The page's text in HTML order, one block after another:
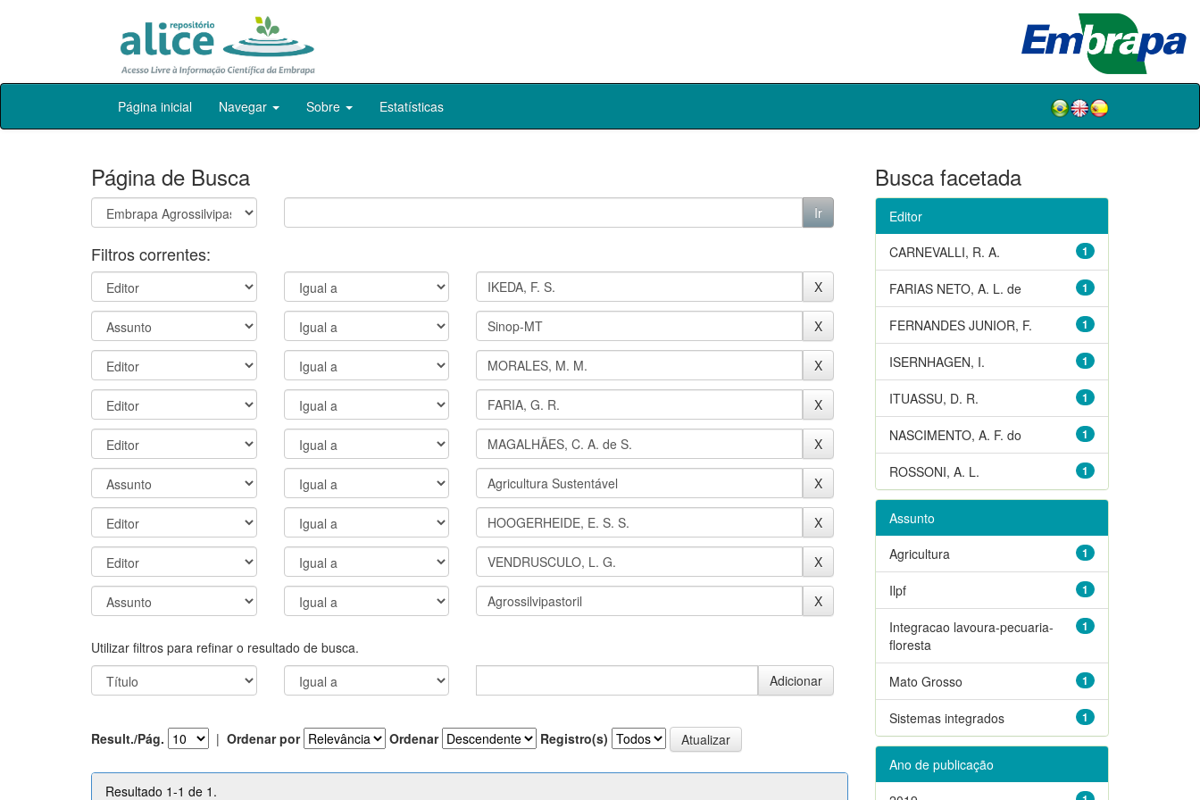
Skip
Página inicial Navegar Sobre Estatísticas
Página de Busca
Filtros correntes:
Utilizar filtros para refinar o resultado de busca.
Result./Pág. | Ordenar por Ordenar Registro(s)
Resultado 1-1 de 1.
Busca facetada
Editor
1
CARNEVALLI, R. A.
1
FARIAS NETO, A. L. de
1
FERNANDES JUNIOR, F.
1
ISERNHAGEN, I.
1
ITUASSU, D. R.
1
NASCIMENTO, A. F. do
1
ROSSONI, A. L.
Assunto
1
Agricultura
1
Ilpf
1
Integracao lavoura-pecuaria-
floresta
1
Mato Grosso
1
Sistemas integrados
Ano de publicação